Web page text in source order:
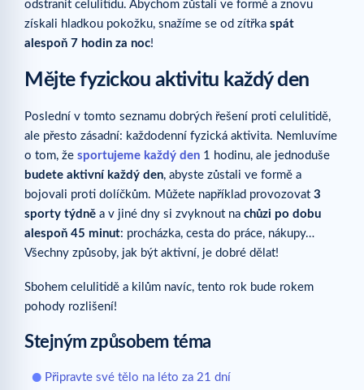
odstranit celulitidu. Abychom zůstali ve formě a znovu
získali hladkou pokožku, snažíme se od zítřka spát
alespoň 7 hodin za noc!
Mějte fyzickou aktivitu každý den
Poslední v tomto seznamu dobrých řešení proti celulitidě,
ale přesto zásadní: každodenní fyzická aktivita. Nemluvíme
o tom, že sportujeme každý den 1 hodinu, ale jednoduše
budete aktivní každý den, abyste zůstali ve formě a
bojovali proti dolíčkům. Můžete například provozovat 3
sporty týdně a v jiné dny si zvyknout na chůzi po dobu
alespoň 45 minut: procházka, cesta do práce, nákupy…
Všechny způsoby, jak být aktivní, je dobré dělat!
Sbohem celulitidě a kilům navíc, tento rok bude rokem
pohody rozlišení!
Stejným způsobem téma
Připravte své tělo na léto za 21 dní